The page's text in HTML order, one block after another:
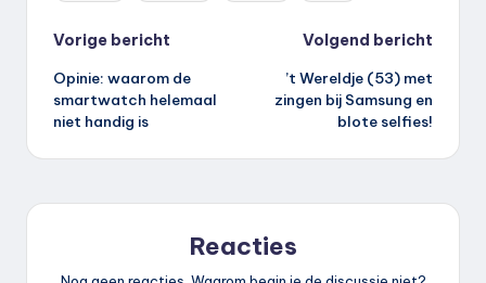
Bericht
navigatie
Vorige bericht
Opinie: waarom de
smartwatch helemaal
niet handig is
Volgend bericht
’t Wereldje (53) met
zingen bij Samsung en
blote selfies!
Reacties